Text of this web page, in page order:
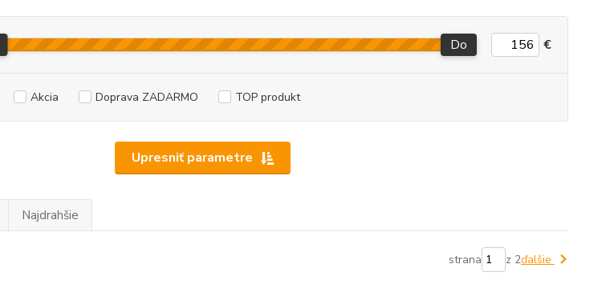
Upresniť parametre
Do €
Akcia Doprava ZADARMO TOP produkt
Najdrahšie
strana z 2ďalšie